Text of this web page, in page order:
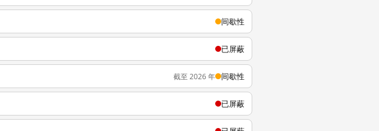
间歇性
已屏蔽
截至 2026 年 间歇性
已屏蔽